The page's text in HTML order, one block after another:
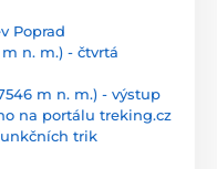
Poprad
m n. m.) - čtvrtá
m n. m.) - výstup
na portálu treking.cz
trik